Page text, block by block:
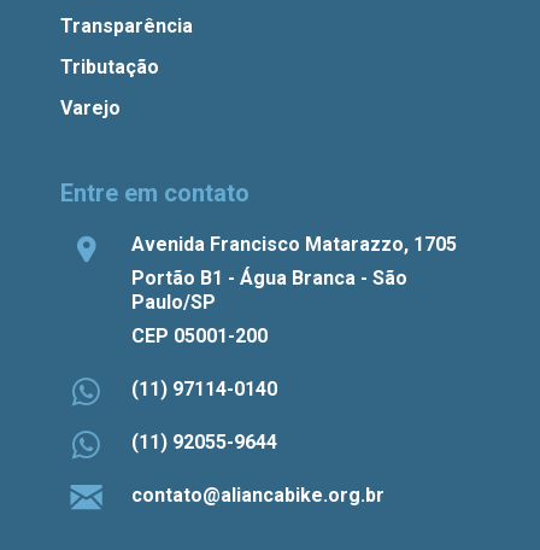
Transparência
Tributação
Varejo
Entre em contato
Avenida Francisco Matarazzo, 1705
Portão B1 - Água Branca - São
Paulo/SP
CEP 05001-200
(11) 97114-0140
(11) 92055-9644
contato@aliancabike.org.br